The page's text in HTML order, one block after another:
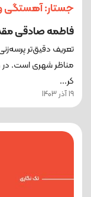
جستار: آهستگی
فاطمه صادقی
تعریف دقیق‌تر
مناظر شهری است. در
کر...
19 آذر 1403